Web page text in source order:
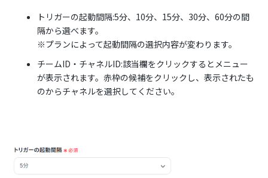
トリガーの起動間隔:5分、10分、15分、30分、60分の間
隔から選べます。
※プランによって起動間隔の選択内容が変わります。
チームID・チャネルID:該当欄をクリックするとメニュー
が表示されます。赤枠の候補をクリックし、表示されたも
のからチャネルを選択してください。